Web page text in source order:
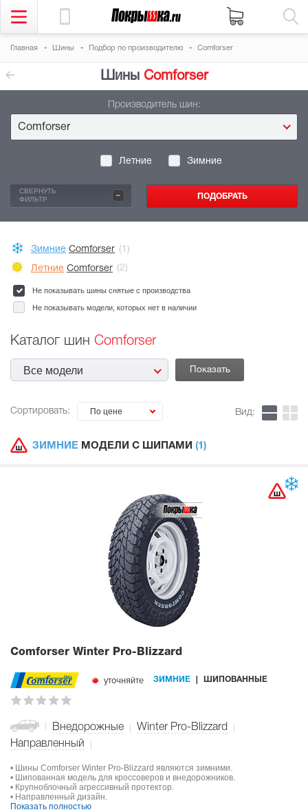
Главная Шины Подбор по производителю Comforser
Шины Comforser
Производитель шин:
Comforser
Летние Зимние
СВЕРНУТЬ
ФИЛЬТР
-
Зимние Comforser (1)
Летние Comforser (2)
Не показывать шины снятые с производства
Не показывать модели, которых нет в наличии
Каталог шин Comforser
Все модели
Сортировать: По цене Вид:
ЗИМНИЕ МОДЕЛИ С ШИПАМИ (1)
Comforser Winter Pro-Blizzard
уточняйте ЗИМНИЕ ШИПОВАННЫЕ
Внедорожные
Winter Pro-Blizzard
Направленный
• Шины Comforser Winter Pro-Blizzard являются зимними.
• Шипованная модель для кроссоверов и внедорожников.
• Крупноблочный агрессивный протектор.
• Направленный дизайн.
Показать полностью